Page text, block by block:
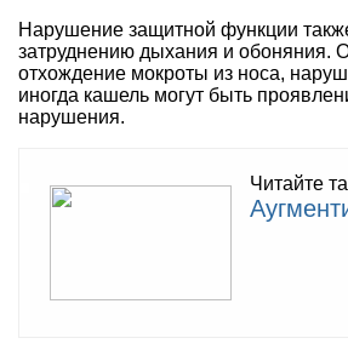
Нарушение защитной функции
затруднению дыхания и обоняния.
отхождение мокроты из носа,
иногда кашель могут быть
нарушения.
Читайте